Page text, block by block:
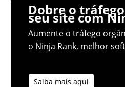
Dobre o
seu site com
Aumente o tráfego
o Ninja Rank, melhor
Saiba mais aqui